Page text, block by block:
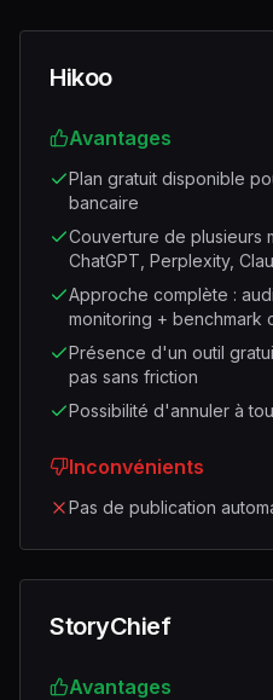
Hikoo
Avantages
Plan gratuit disponible
bancaire
Couverture de plusieurs
ChatGPT, Perplexity,
Approche complète :
monitoring + benchmark
Présence d'un outil
pas sans friction
Possibilité d'annuler à
Inconvénients
Pas de publication
StoryChief
Avantages